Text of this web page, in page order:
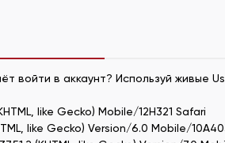
войти в аккаунт? Используй живые
like Gecko) Mobile/12H321 Safari
like Gecko) Version/6.0 Mobile/